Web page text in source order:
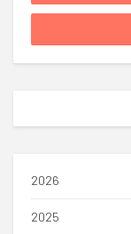
2026
2025